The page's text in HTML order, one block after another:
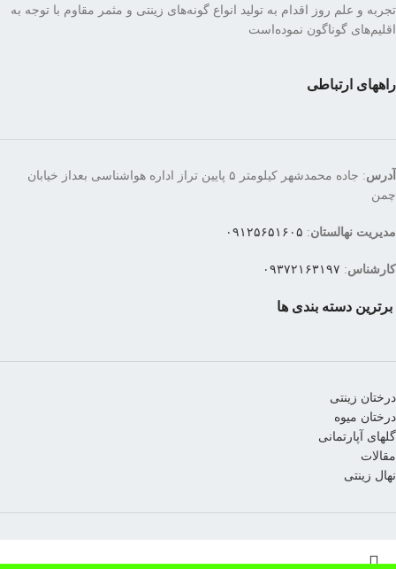
تجربه و علم روز اقدام به تولید انواع گونه‌های زینتی و مثمر مقاوم با توجه به
اقلیم‌های گوناگون نموده‌است
راههای ارتباطی
آدرس
: جاده محمدشهر کیلومتر ۵ پایین تراز اداره هواشناسی بعداز خیابان
چمن
مدیریت نهالستان: ۰۹۱۲۵۶۵۱۶۰۵
کارشناس: ۰۹۳۷۲۱۶۳۱۹۷
برترین دسته بندی ها
درختان زینتی
درختان میوه
گلهای آپارتمانی
مقالات
نهال زینتی